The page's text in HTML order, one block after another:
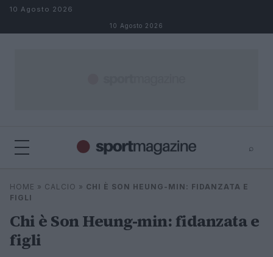
Salta al contenuto
10 Agosto 2026
10 Agosto 2026
⌕
Cerca
⌕
HOME » CALCIO » CHI È SON HEUNG-MIN: FIDANZATA E
FIGLI
Chi è Son Heung-min: fidanzata e
figli